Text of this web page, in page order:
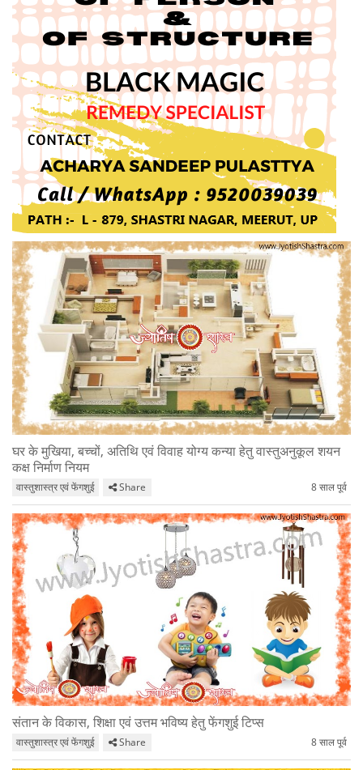
घर के मुखिया, बच्चों, अतिथि एवं विवाह योग्य कन्या हेतु वास्तुअनुकूल शयन
कक्ष निर्माण नियम
वास्तुशास्त्र एवं फेंगशुई Share 8 साल पूर्व
संतान के विकास, शिक्षा एवं उत्तम भविष्य हेतु फेंगशुई टिप्स
वास्तुशास्त्र एवं फेंगशुई Share 8 साल पूर्व